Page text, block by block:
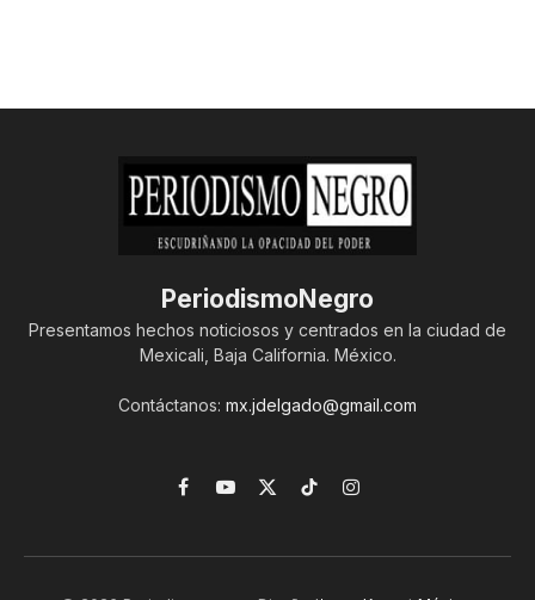
PeriodismoNegro
Presentamos hechos noticiosos y centrados en la ciudad de
Mexicali, Baja California. México.
Contáctanos: mx.jdelgado@gmail.com
Facebook
YouTube
X
TikTokInstagram